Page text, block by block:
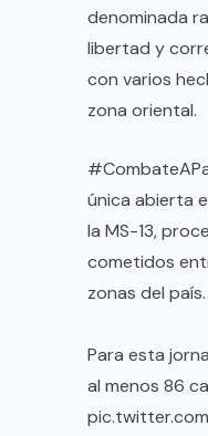
denominada
libertad y
con varios
zona oriental.
única abierta
la MS-13,
cometidos
zonas del país.
Para esta
al menos 86